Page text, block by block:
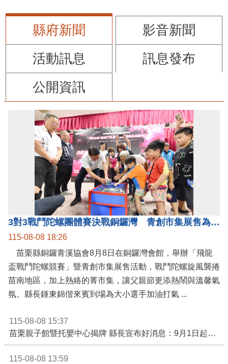
縣府新聞
影音新聞
活動訊息
訊息發布
公開資訊
3對3戰鬥陀螺團體賽決戰銅鑼灣 青創市集展售為父親節增添繽紛
115-08-08 18:26
苗栗縣銅鑼青溪協會8月8日在銅鑼灣會館，舉辦「飛龍
盃戰鬥陀螺競賽」暨青創市集展售活動，戰鬥陀螺旋風襲捲
苗南地區，加上熱絡的菁市集，讓父親節更添熱鬧與溫馨氣
氛。縣長鍾東錦偕來賓到場為大小選手加油打氣 ...
115-08-08 15:37
苗栗親子館暨托嬰中心揭牌 縣長宣布好消息：9月1日起調降臨時托嬰費用
115-08-08 13:59